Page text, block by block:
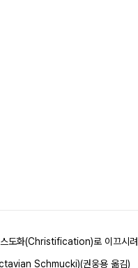
스도화(Christification)로 이끄시려
Schmucki)(권웅용 옮김)